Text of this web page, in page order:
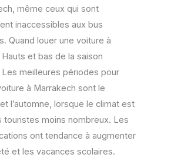
même ceux qui sont
inaccessibles aux bus
Quand louer une voiture à
et bas de la saison
meilleures périodes pour
à Marrakech sont le
l’automne, lorsque le climat est
touristes moins nombreux. Les
ont tendance à augmenter
et les vacances scolaires.